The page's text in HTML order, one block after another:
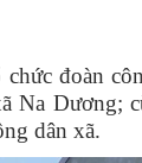
đoàn
Na Dương;
dân xã.